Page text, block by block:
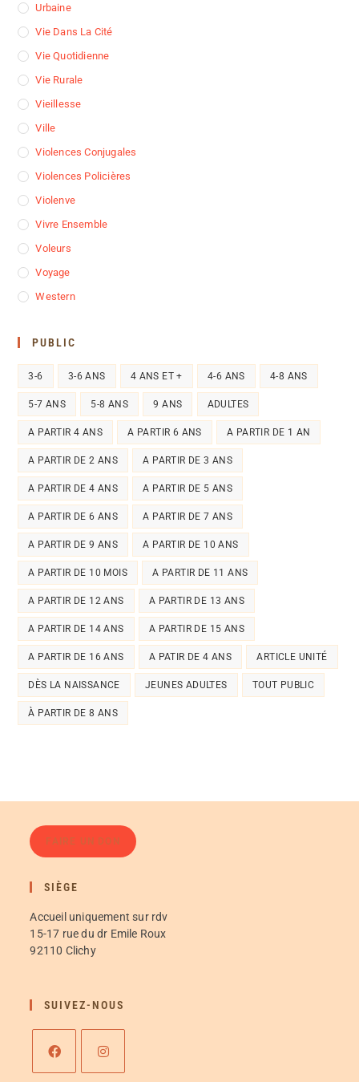
Urbaine
Vie Dans La Cité
Vie Quotidienne
Vie Rurale
Vieillesse
Ville
Violences Conjugales
Violences Policières
Violenve
Vivre Ensemble
Voleurs
Voyage
Western
PUBLIC
3-6 3-6 ANS 4 ANS ET + 4-6 ANS 4-8 ANS
5-7 ANS 5-8 ANS 9 ANS ADULTES
A PARTIR 4 ANS A PARTIR 6 ANS A PARTIR DE 1 AN
A PARTIR DE 2 ANS A PARTIR DE 3 ANS
A PARTIR DE 4 ANS A PARTIR DE 5 ANS
A PARTIR DE 6 ANS A PARTIR DE 7 ANS
A PARTIR DE 9 ANS A PARTIR DE 10 ANS
A PARTIR DE 10 MOIS A PARTIR DE 11 ANS
A PARTIR DE 12 ANS A PARTIR DE 13 ANS
A PARTIR DE 14 ANS A PARTIR DE 15 ANS
A PARTIR DE 16 ANS A PATIR DE 4 ANS ARTICLE UNITÉ
DÈS LA NAISSANCE JEUNES ADULTES TOUT PUBLIC
À PARTIR DE 8 ANS
FAIRE UN DON
SIÈGE
Accueil uniquement sur rdv
15-17 rue du dr Emile Roux
92110 Clichy
SUIVEZ-NOUS